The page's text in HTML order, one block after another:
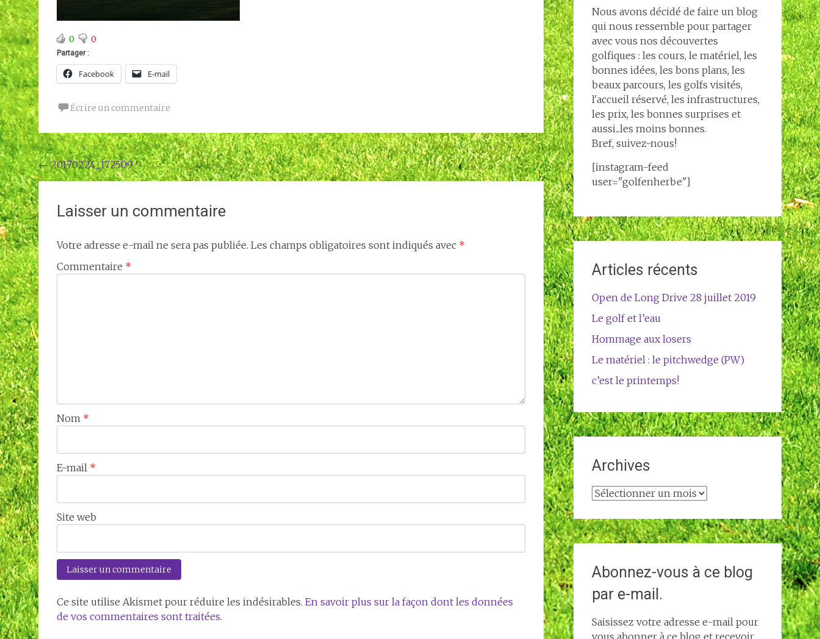
0 0
Partager :
Facebook E-mail
Écrire un commentaire
Navigation
de
l'article
←20170224_172509
Laisser un commentaire
Votre adresse e-mail ne sera pas publiée. Les champs obligatoires sont indiqués avec *
Commentaire *
Nom *
E-mail *
Site web
Ce site utilise Akismet pour réduire les indésirables. En savoir plus sur la façon dont les données
de vos commentaires sont traitées.
Nous avons décidé de faire un blog
qui nous ressemble pour partager
avec vous nos découvertes
golfiques : les cours, le matériel, les
bonnes idées, les bons plans, les
beaux parcours, les golfs visités,
l'accueil réservé, les infrastructures,
les prix, les bonnes surprises et
aussi...les moins bonnes.
Bref, suivez-nous!
[instagram-feed
user="golfenherbe"]
Articles récents
Open de Long Drive 28 juillet 2019
Le golf et l’eau
Hommage aux losers
Le matériel : le pitchwedge (PW)
c’est le printemps!
Archives
Archives
Abonnez-vous à ce blog
par e-mail.
Saisissez votre adresse e-mail pour
vous abonner à ce blog et recevoir